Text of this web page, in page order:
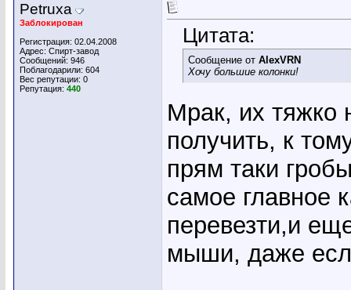
Petruxa
Заблокирован
Регистрация: 02.04.2008
Адрес: Спирт-завод
Сообщений: 946
Поблагодарили: 604
Вес репутации: 0
Репутация: 440
Цитата:
Сообщение от AlexVRN
Хочу большие колонки!
Мрак, их тяжко
получить, к
прям таки
самое главное
перевезти,и
мыши, даже